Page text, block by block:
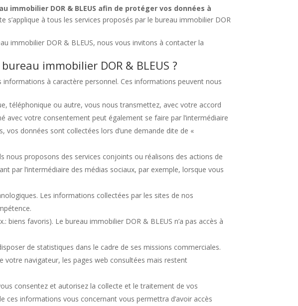
DOR & BLEUS afin de protéger vos données à
s’applique à tous les services proposés par le bureau immobilier DOR
immobilier DOR & BLEUS, nous vous invitons à contacter la
immobilier DOR & BLEUS ?
à caractère personnel. Ces informations peuvent nous
téléphonique ou autre, vous nous transmettez, avec votre accord
avec votre consentement peut également se faire par l’intermédiaire
vos données sont collectées lors d’une demande dite de «
proposons des services conjoints ou réalisons des actions de
par l’intermédiaire des médias sociaux, par exemple, lorsque vous
Les informations collectées par les sites de nos
biens favoris). Le bureau immobilier DOR & BLEUS n’a pas accès à
de statistiques dans le cadre de ses missions commerciales.
votre navigateur, les pages web consultées mais restent
consentez et autorisez la collecte et le traitement de vos
informations vous concernant vous permettra d’avoir accès